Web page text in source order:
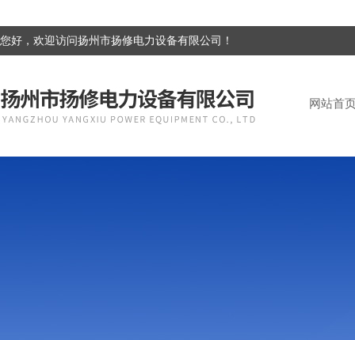
您好，欢迎访问扬州市扬修电力设备有限公司！
网站首